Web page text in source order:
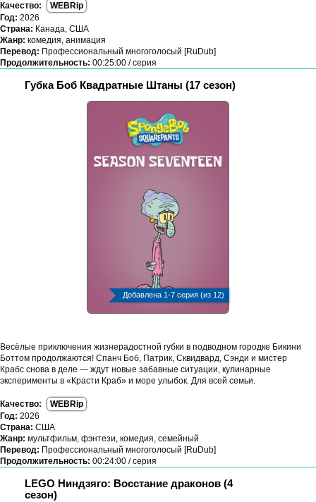
Качество:
WEBRip
Год: 2026
Страна: Канада, США
Жанр: комедия, анимация
Перевод: Профессиональный многоголосый [RuDub]
Продолжительность: 00:25:00 / серия
Губка Боб Квадратные Штаны (17 сезон)
Добавлена 1-7 серия (из 12)
Весёлые приключения жизнерадостной губки в подводном городке Бикини
Боттом продолжаются! Спанч Боб, Патрик, Сквидвард, Сэнди и мистер
Крабс снова в деле — ждут новые забавные ситуации, кулинарные
эксперименты в «Красти Краб» и море улыбок. Для всей семьи.
Качество:
WEBRip
Год: 2026
Страна: США
Жанр: мультфильм, фэнтези, комедия, семейный
Перевод: Профессиональный многоголосый [RuDub]
Продолжительность: 00:24:00 / серия
LEGO Ниндзяго: Восстание драконов (4
сезон)